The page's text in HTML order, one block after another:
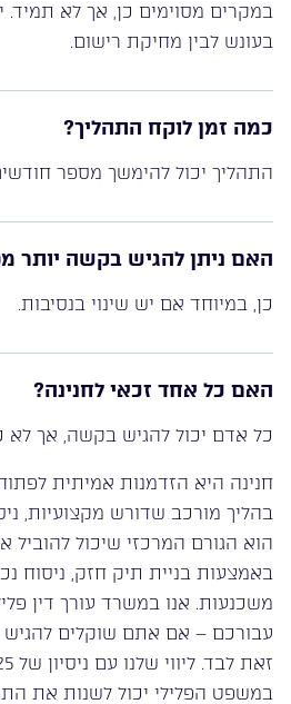
במקרים מסוימים כן, אך לא תמיד.
בעונש לבין מחיקת רישום.
כמה זמן לוקח התהליך?
התהליך יכול להימשך מספר
האם ניתן להגיש בקשה יותר
כן, במיוחד אם יש שינוי בנסיבות.
האם כל אחד זכאי לחנינה?
כל אדם יכול להגיש בקשה, אך
חנינה היא הזדמנות אמיתית
בהליך מורכב שדורש מקצועיות,
הוא הגורם המרכזי שיכול
באמצעות בניית תיק חזק, ניסוח
משכנעות. אנו במשרד עורך דין
עבורכם – אם אתם שוקלים
במשפט הפלילי יכול לשנות את